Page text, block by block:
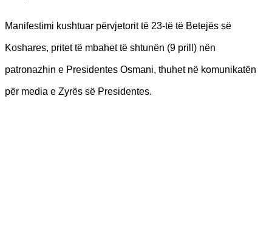
Manifestimi kushtuar përvjetorit të 23-të të Betejës së
Koshares, pritet të mbahet të shtunën (9 prill) nën
patronazhin e Presidentes Osmani, thuhet në komunikatën
për media e Zyrës së Presidentes.